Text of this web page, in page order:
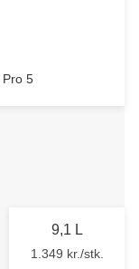
5
9,1 L
1.349 kr./stk.